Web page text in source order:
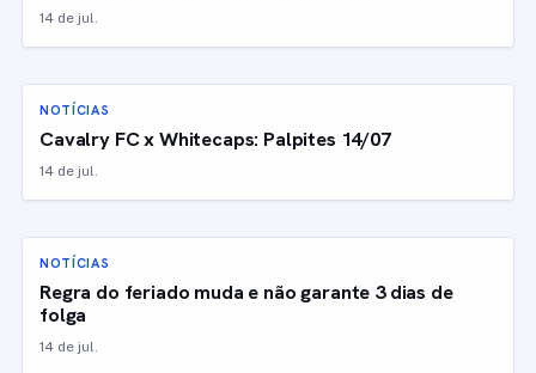
14 de jul.
NOTÍCIAS
Cavalry FC x Whitecaps: Palpites 14/07
14 de jul.
NOTÍCIAS
Regra do feriado muda e não garante 3 dias de
folga
14 de jul.